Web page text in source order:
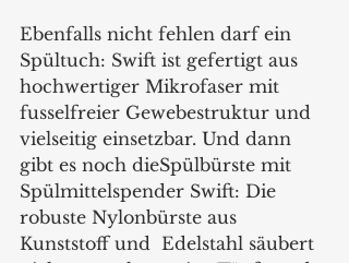
Ebenfalls nicht fehlen darf ein
Spültuch: Swift ist gefertigt aus
hochwertiger Mikrofaser mit
fusselfreier Gewebestruktur und
vielseitig einsetzbar. Und dann
gibt es noch dieSpülbürste mit
Spülmittelspender Swift: Die
robuste Nylonbürste aus
Kunststoff und  Edelstahl säubert